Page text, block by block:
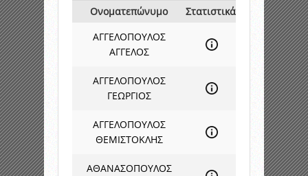
Ονοματεπώνυμο
Στατιστικά
ΑΓΓΕΛΟΠΟΥΛΟΣ
ΑΓΓΕΛΟΣ
ΑΓΓΕΛΟΠΟΥΛΟΣ
ΓΕΩΡΓΙΟΣ
ΑΓΓΕΛΟΠΟΥΛΟΣ
ΘΕΜΙΣΤΟΚΛΗΣ
ΑΘΑΝΑΣΟΠΟΥΛΟΣ